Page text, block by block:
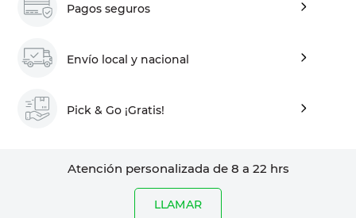
Pagos seguros
Envío local y nacional
Pick & Go ¡Gratis!
Atención personalizada de 8 a 22 hrs
LLAMAR